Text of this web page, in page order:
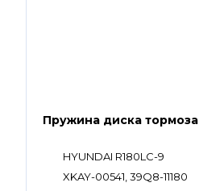
Пружина диска тормоза
HYUNDAI R180LC-9
XKAY-00541, 39Q8-11180